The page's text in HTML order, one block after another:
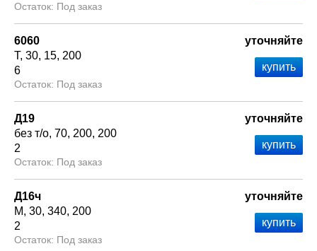
Под заказ
6060
Т 30 15 200
6
Под заказ
уточняйте
Д19
без т/о 70 200 200
2
Под заказ
уточняйте
Д16ч
М 30 340 200
2
Под заказ
уточняйте